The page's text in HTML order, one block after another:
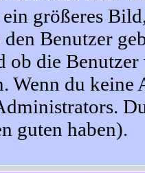
größeres
Benutzer
ob die
Wenn du keine
guten haben).